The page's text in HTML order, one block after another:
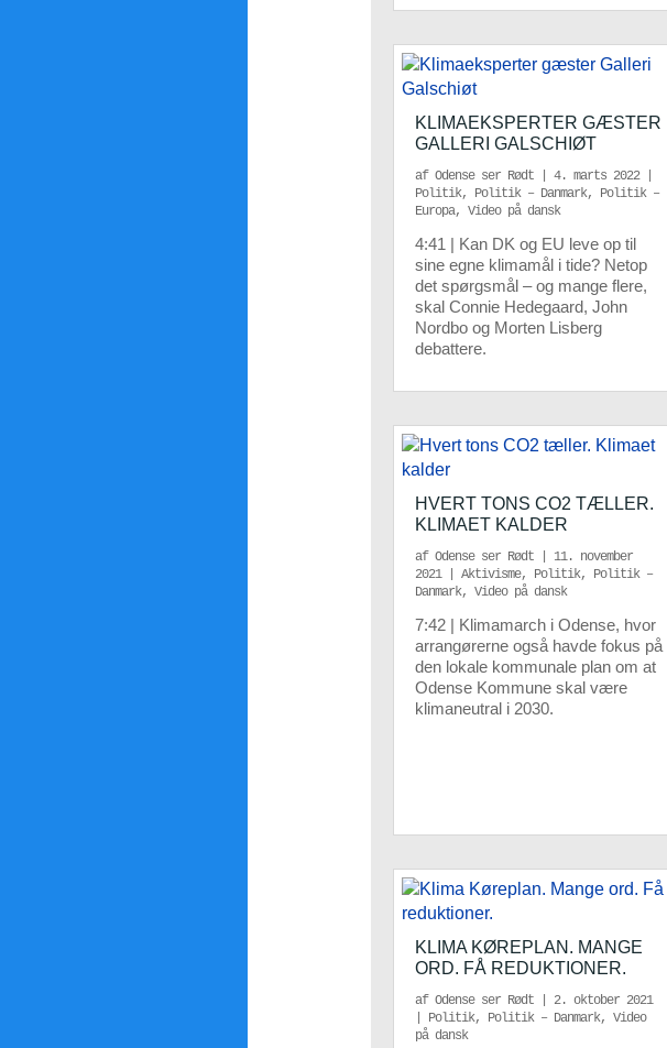
KLIMAEKSPERTER GÆSTER
GALLERI GALSCHIØT
af Odense ser Rødt| 4. marts 2022|
Politik, Politik – Danmark, Politik –
Europa, Video på dansk
4:41 | Kan DK og EU leve op til
sine egne klimamål i tide? Netop
det spørgsmål – og mange flere,
skal Connie Hedegaard, John
Nordbo og Morten Lisberg
debattere.
HVERT TONS CO2 TÆLLER.
KLIMAET KALDER
af Odense ser Rødt| 11. november
2021| Aktivisme, Politik, Politik –
Danmark, Video på dansk
7:42 | Klimamarch i Odense, hvor
arrangørerne også havde fokus på
den lokale kommunale plan om at
Odense Kommune skal være
klimaneutral i 2030.
KLIMA KØREPLAN. MANGE
ORD. FÅ REDUKTIONER.
af Odense ser Rødt| 2. oktober 2021
Politik, Politik – Danmark, Video
på dansk